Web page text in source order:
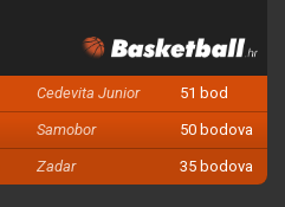
Cedevita Junior 51 bod
Samobor 50 bodova
Zadar 35 bodova